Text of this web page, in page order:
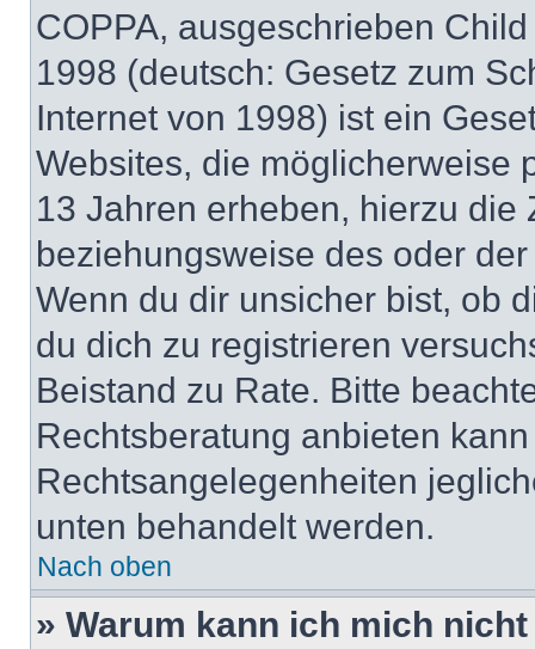
COPPA, ausgeschrieben
1998 (deutsch: Gesetz zum
Internet von 1998) ist ein
Websites, die möglicherweise
13 Jahren erheben, hierzu die
beziehungsweise des oder
Wenn du dir unsicher bist, ob
du dich zu registrieren
Beistand zu Rate. Bitte
Rechtsberatung anbieten
Rechtsangelegenheiten
unten behandelt werden.
Nach oben
» Warum kann ich mich